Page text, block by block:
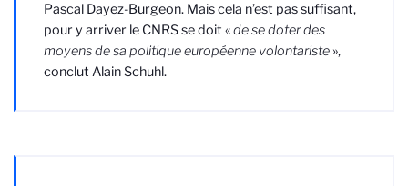
Pascal Dayez-Burgeon. Mais cela n’est pas suffisant,
pour y arriver le CNRS se doit «de se doter des
moyens de sa politique européenne volontariste »,
conclut Alain Schuhl.